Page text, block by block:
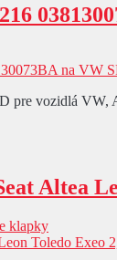
pre vozidlá VW,
Altea
klapky